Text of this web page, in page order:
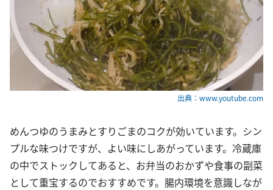
出典：www.youtube.com
めんつゆのうまみとすりごまのコクが効いています。シン
プルな味つけですが、よい味にしあがっています。冷蔵庫
の中でストックしてあると、お弁当のおかずや食事の副菜
として重宝するのでおすすめです。腸内環境を意識しなが